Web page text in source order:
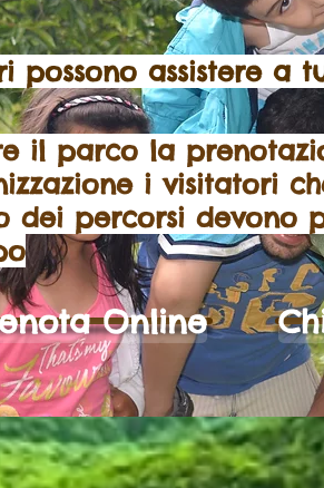
possono assistere a
il parco la
i visitatori
dei percorsi devono
Online